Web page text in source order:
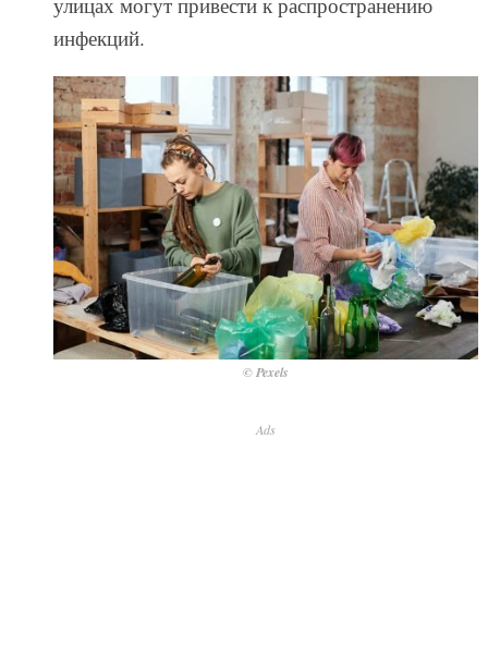
инфекций.
© Pexels
Ads